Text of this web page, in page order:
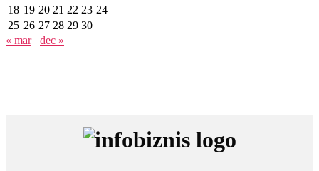
18 19 20 21 22 23 24
25 26 27 28 29 30
« mar
dec »